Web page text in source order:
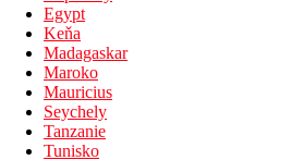
Dětský bazén
Bar u bazénu
Fotogalerie
Egypt
Keňa
Madagaskar
Maroko
Mauricius
Seychely
Tanzanie
Tunisko